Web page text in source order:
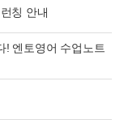
칭 안내
! 엔토영어 수업노트